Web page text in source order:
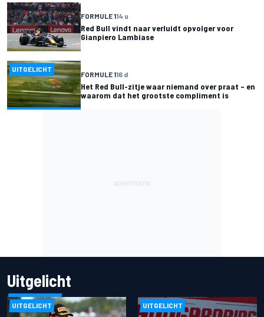
FORMULE 114 u
Red Bull vindt naar verluidt opvolger voor
Gianpiero Lambiase
UITGELICHT
FORMULE 116 d
Het Red Bull-zitje waar niemand over praat – en
waarom dat het grootste compliment is
Uitgelicht
UITGELICHT UITGELICHT